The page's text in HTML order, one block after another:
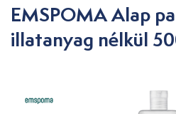
EMSPOMA Alap
illatanyag nélkül